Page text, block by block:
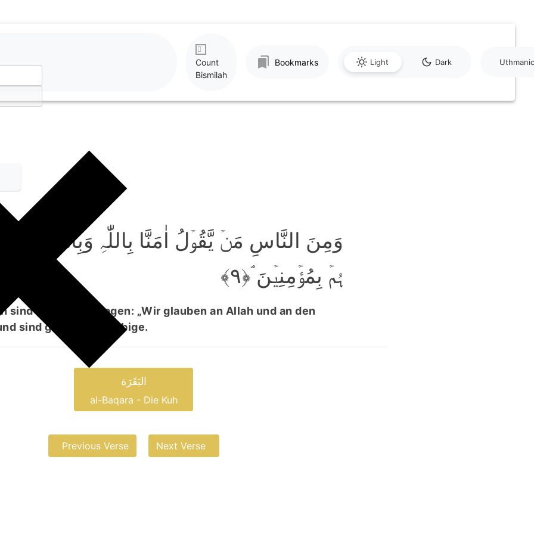
Count
Bismilah
Bookmarks Light Dark Uthmanic
وَمِنَ النَّاسِ مَنۡ یَّقُوۡلُ اٰمَنَّا بِاللّٰہِ وَبِالۡیَوۡمِ
ہُمۡ بِمُؤۡمِنِیۡنَ ۘ﴿۹﴾
sind solche, die sagen: „Wir glauben an Allah und an den
sind gar nicht Gläubige.
البَقَرَة
al-Baqara - Die Kuh
Previous Verse Next Verse